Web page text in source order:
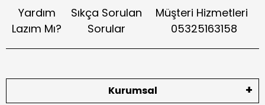
Yardım
Lazım Mı?
Sıkça Sorulan
Sorular
Müşteri Hizmetleri
05325163158
Kurumsal